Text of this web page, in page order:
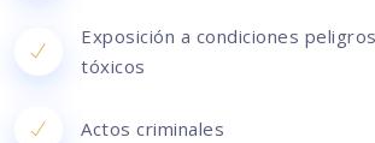
Exposición a condiciones
tóxicos
Actos criminales